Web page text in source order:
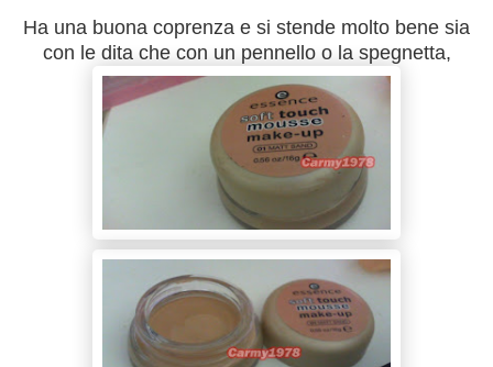
Ha una buona coprenza e si stende molto bene sia
con le dita che con un pennello o la spegnetta,